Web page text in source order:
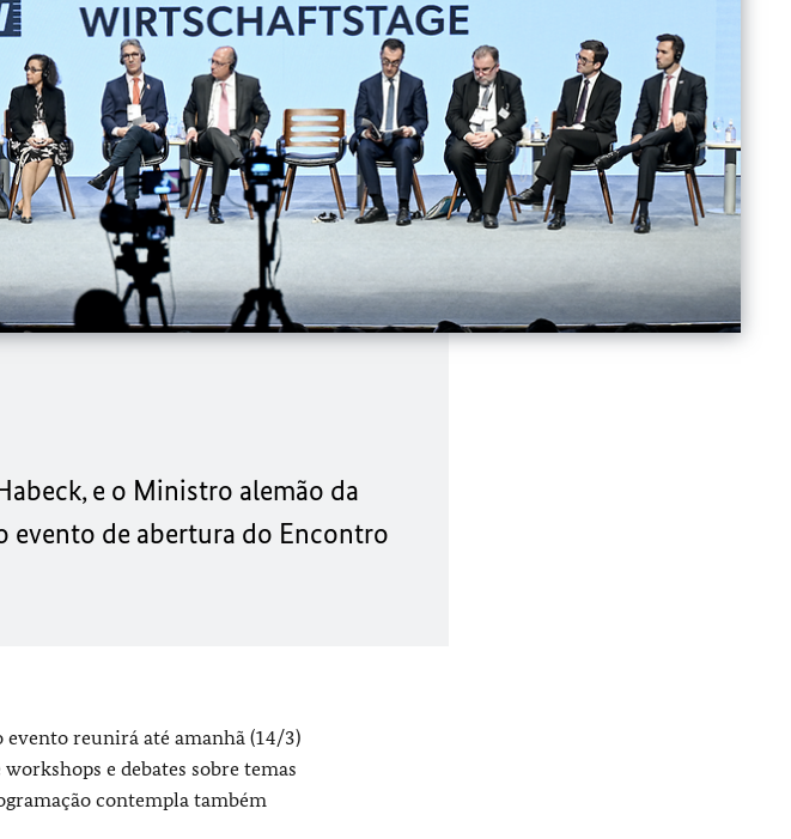
e o Ministro alemão da
evento de abertura do Encontro
evento reunirá até amanhã (14/3)
e debates sobre temas
contempla também